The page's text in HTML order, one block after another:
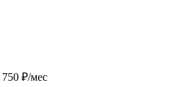
750 ₽/мес